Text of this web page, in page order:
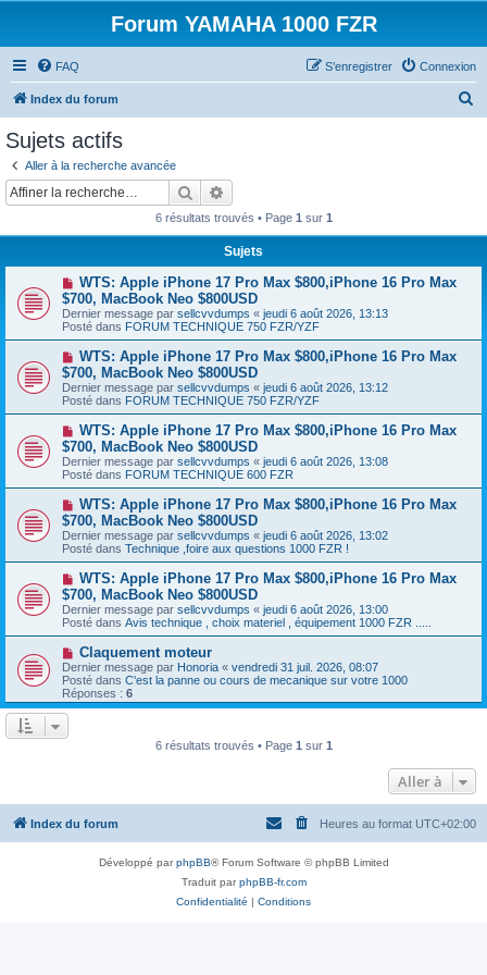
Forum YAMAHA 1000 FZR
FAQ Connexion
S’enregistrer
Index du forum
Sujets actifs
Aller à la recherche avancée
Rechercher
6 résultats trouvés • Page 1 sur 1
Sujets
N
o
u
v
e
a
u
m
e
s
a
g
e
WTS: Apple iPhone 17 Pro Max $800,iPhone 16 Pro Max
$700, MacBook Neo $800USD
Dernier message par sellcvvdumps « jeudi 6 août 2026, 13:13
Posté dans FORUM TECHNIQUE 750 FZR/YZF
N
o
u
v
e
a
u
m
e
s
a
g
e
WTS: Apple iPhone 17 Pro Max $800,iPhone 16 Pro Max
$700, MacBook Neo $800USD
Dernier message par sellcvvdumps « jeudi 6 août 2026, 13:12
Posté dans FORUM TECHNIQUE 750 FZR/YZF
N
o
u
v
e
a
u
m
e
s
a
g
e
WTS: Apple iPhone 17 Pro Max $800,iPhone 16 Pro Max
$700, MacBook Neo $800USD
Dernier message par sellcvvdumps « jeudi 6 août 2026, 13:08
Posté dans FORUM TECHNIQUE 600 FZR
N
o
u
v
e
a
u
m
e
s
a
g
e
WTS: Apple iPhone 17 Pro Max $800,iPhone 16 Pro Max
$700, MacBook Neo $800USD
Dernier message par sellcvvdumps « jeudi 6 août 2026, 13:02
Posté dans Technique ,foire aux questions 1000 FZR !
N
o
u
v
e
a
u
m
e
s
s
WTS: Apple iPhone 17 Pro Max $800,iPhone 16 Pro Max
$700, MacBook Neo $800USD
Dernier message par sellcvvdumps « jeudi 6 août 2026, 13:00
Posté dans Avis technique , choix materiel , équipement 1000 FZR .....
N
o
u
v
e
g
e
Claquement moteur
Dernier message par Honoria « vendredi 31 juil. 2026, 08:07
Posté dans C'est la panne ou cours de mecanique sur votre 1000
Réponses : 6
6 résultats trouvés • Page 1 sur 1
Aller à
Index du forum Heures au format UTC+02:00
Développé parphpBB® Forum Software © phpBB Limited
Traduit parphpBB-fr.com
Confidentialité | Conditions